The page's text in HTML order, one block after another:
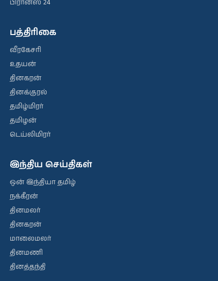
பிரான்ஸ் 24
பத்திரிகை
வீரகேசரி
உதயன்
தினகரன்
தினக்குரல்
தமிழ்மிரர்
தமிழன்
டெய்லிமிரர்
இந்திய செய்திகள்
ஒன் இந்தியா தமிழ்
நக்கீரன்
தினமலர்
தினகரன்
மாலைமலர்
தினமணி
தினத்தந்தி